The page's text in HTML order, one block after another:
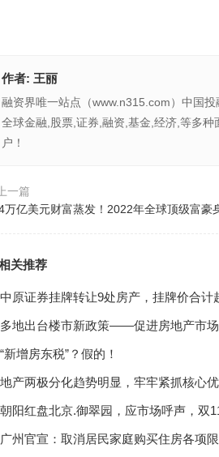
作者: 王丽
融资界唯一站点（www.n315.com）中国
全球金融,股票,证券,融资,基金,经济,等多
户！
上一篇
万亿美元财富蒸发！2022年全球顶级富豪
关推荐
中原证券挂牌转让9处房产，挂牌价合计
多地出台楼市新政策——促进房地产市
“新增房东税”？假的！
地产两极分化趋势明显，牢牢紧抓核心
朝阳红盘北京.御翠园，应市场呼声，双
广州官宣：取消居民家庭购买住房各项